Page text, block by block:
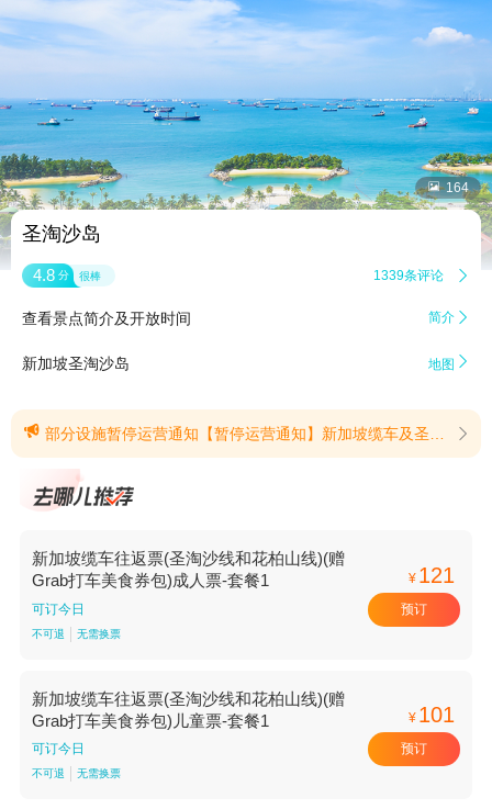
 164
圣淘沙岛
4.8 分 很棒 1339条评论 
查看景点简介及开放时间 简介 
新加坡圣淘沙岛 地图 
 部分设施暂停运营通知【暂停运营通知】新加坡缆车及圣淘沙天空喜力Skyhelix将在以下时段暂停运营：新加坡缆车花柏山线：2026年9月2日至9日维护，9月10日重新开放；圣淘沙线：2026年9月11日至18日维护，9月19日重新开放SkyHelix Sentosa2026年8月24日至25日维护，8月26日重新开放；花柏山线暂停运营期间的特别安排建议旅客搭乘位于VivoCity三楼的圣淘沙捷运（Sentosa Express），或经由圣淘沙跨海步道（Sentosa Boardwalk）进出圣淘沙花柏山线暂停运营期间，SkyHelix Sentosa每日营业时间为上午10:00至晚上7:00，最后登乘时间为傍晚6:45在此期间，每日上午9点至晚上9点15分，将提供免费环线穿梭巴士服务Annual Attractions Maintenance Notice - Mount Faber Leisure对于此次维护造成的不便，我们深表歉意，感谢您的理解与配合！(提示有效期2026/8/4至2026/9/19) 
新加坡缆车往返票(圣淘沙线和花柏山线)(赠
Grab打车美食券包)成人票-套餐1
可订今日
不可退 无需换票
¥ 121
预订
新加坡缆车往返票(圣淘沙线和花柏山线)(赠
Grab打车美食券包)儿童票-套餐1
可订今日
不可退 无需换票
¥ 101
预订
